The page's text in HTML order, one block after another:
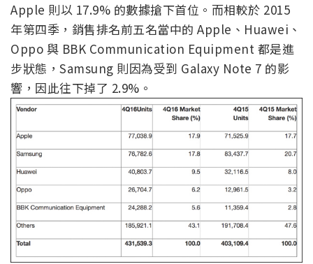
Apple 則以 17.9% 的數據搶下首位。而相較於 2015
年第四季，銷售排名前五名當中的 Apple、Huawei、
Oppo 與 BBK Communication Equipment 都是進
步狀態，Samsung 則因為受到 Galaxy Note 7 的影
響，因此往下掉了 2.9%。